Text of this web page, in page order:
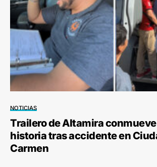
NOTICIAS
Trailero de Altamira
historia tras accidente en
Carmen